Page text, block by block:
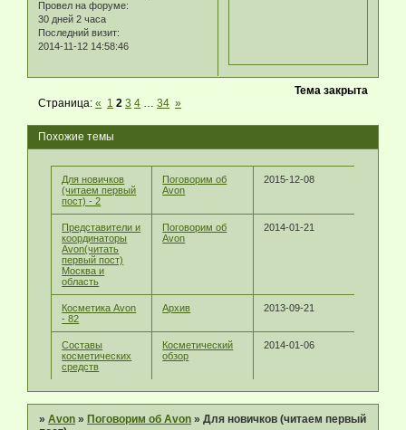
Провел на форуме:
30 дней 2 часа
Последний визит:
2014-11-12 14:58:46
Тема закрыта
Страница:« 1 2 3 4 34 »
Похожие темы
Для новичков
(читаем первый
пост) - 2
Поговорим об
Avon
2015-12-08
Представители и
координаторы
Avon(читать
первый пост)
Москва и
область
Поговорим об
Avon
2014-01-21
Косметика Avon
- 82
Архив 2013-09-21
Составы
косметических
средств
Косметический
обзор
2014-01-06
»Avon » Поговорим об Avon »Для новичков (читаем первый